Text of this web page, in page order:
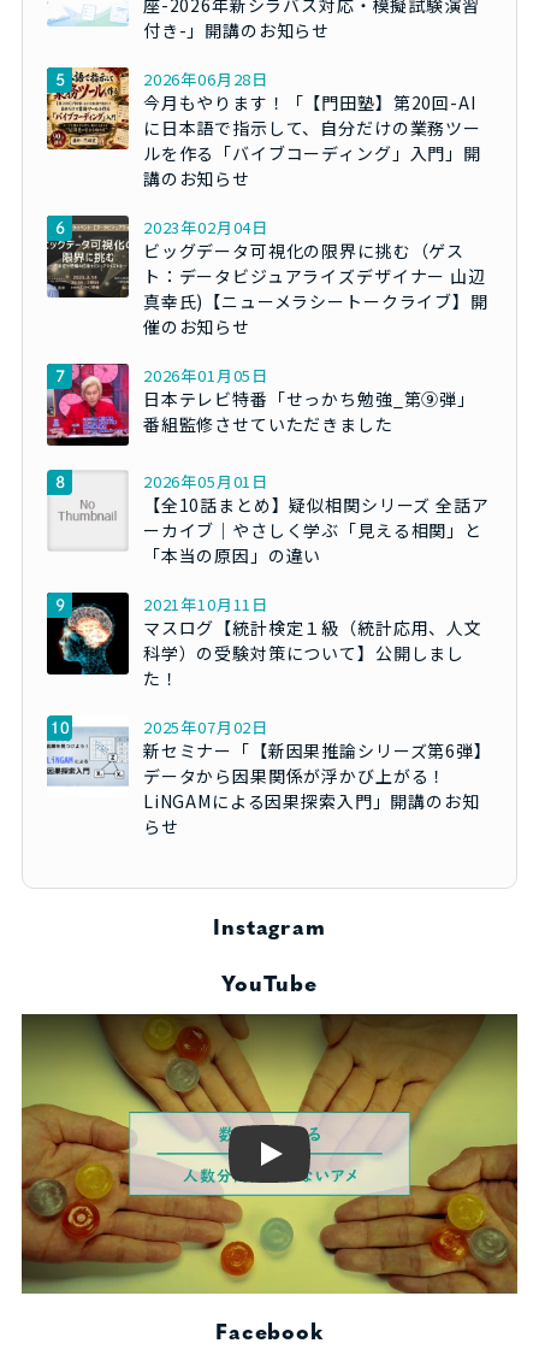
座-2026年新シラバス対応・模擬試験演習
付き-」開講のお知らせ
2026年06月28日
今月もやります！「【門田塾】第20回-AI
に日本語で指示して、自分だけの業務ツー
ルを作る「バイブコーディング」入門」開
講のお知らせ
2023年02月04日
ビッグデータ可視化の限界に挑む（ゲス
ト：データビジュアライズデザイナー 山辺
真幸氏)【ニューメラシートークライブ】開
催のお知らせ
2026年01月05日
日本テレビ特番「せっかち勉強_第⑨弾」
番組監修させていただきました
2026年05月01日
【全10話まとめ】疑似相関シリーズ 全話ア
ーカイブ｜やさしく学ぶ「見える相関」と
「本当の原因」の違い
2021年10月11日
マスログ【統計検定１級（統計応用、人文
科学）の受験対策について】公開しまし
た！
2025年07月02日
新セミナー「【新因果推論シリーズ第6弾】
データから因果関係が浮かび上がる！
LiNGAMによる因果探索入門」開講のお知
らせ
Instagram
YouTube
Play
Facebook